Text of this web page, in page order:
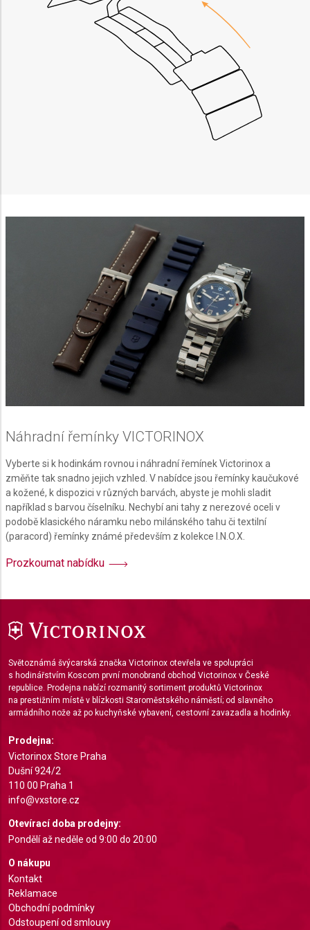
Náhradní řemínky VICTORINOX
Vyberte si k hodinkám rovnou i náhradní řemínek Victorinox a
změňte tak snadno jejich vzhled. V nabídce jsou řemínky kaučukové
a kožené, k dispozici v různých barvách, abyste je mohli sladit
například s barvou číselníku. Nechybí ani tahy z nerezové oceli v
podobě klasického náramku nebo milánského tahu či textilní
(paracord) řemínky známé především z kolekce I.N.O.X.
Prozkoumat nabídku
Světoznámá švýcarská značka Victorinox otevřela ve spolupráci
s hodinářstvím Koscom první monobrand obchod Victorinox v České
republice. Prodejna nabízí rozmanitý sortiment produktů Victorinox
na prestižním místě v blízkosti Staroměstského náměstí; od slavného
armádního nože až po kuchyňské vybavení, cestovní zavazadla a hodinky.
Prodejna:
Victorinox Store Praha
Dušní 924/2
110 00 Praha 1
info@vxstore.cz
Otevírací doba prodejny:
Pondělí až neděle od 9:00 do 20:00
O nákupu
Kontakt
Reklamace
Obchodní podmínky
Odstoupení od smlouvy
Non-IAB processing purposes: